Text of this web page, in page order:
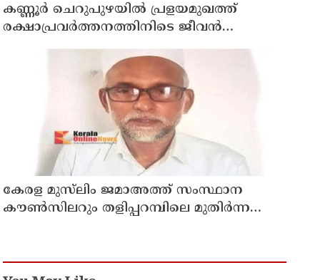
കണ്ണൂർ ചെറുപുഴയിൽ പ്രളയമുഖത്ത്
രക്ഷാപ്രവർത്തനത്തിനിടെ ജീവൻ
നഷ്ടപ്പെട്ട ആർ. രാജേഷിൻ്റെ ഭൗതിക
ശരീരത്തോട് അനാദരവ് കാണിച്ചതായി
കേരള മുസ്‌ലിം ജമാഅത്ത് സംസ്ഥാന
കൗൺസിലറും തളിപ്പറമ്പിലെ മുതിർന്ന